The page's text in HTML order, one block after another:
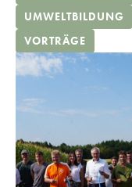
UMWELTBILDUNG
VORTRÄGE